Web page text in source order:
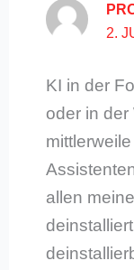
2.
KI in der
oder in
allen